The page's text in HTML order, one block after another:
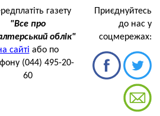
газету
"Все про
облік"
сайті або по
(044) 495-20-
60
Приєднуйтесь
до нас у
соцмережах: